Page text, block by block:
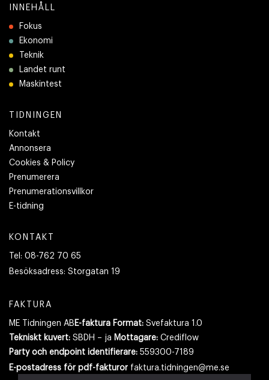
INNEHÅLL
Fokus
Ekonomi
Teknik
Landet runt
Maskintest
TIDNINGEN
Kontakt
Annonsera
Cookies & Policy
Prenumerera
Prenumerationsvillkor
E-tidning
KONTAKT
Tel: 08-762 70 65
Besöksadress: Storgatan 19
FAKTURA
ME Tidningen AB E-faktura Format: Svefaktura 1.0
Tekniskt kuvert: SBDH – ja Mottagare: Crediflow
Party och endpoint identifierare: 559300-7189
E-postadress för pdf-fakturor faktura.tidningen@me.se